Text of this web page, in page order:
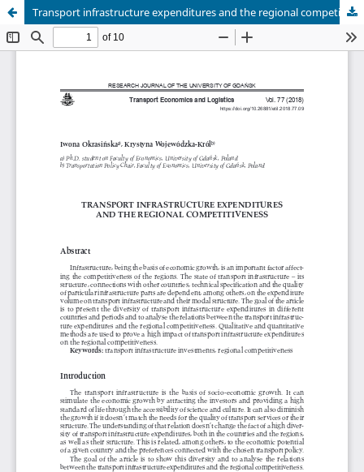
Transport infrastructure expenditures and the regional competitiveness